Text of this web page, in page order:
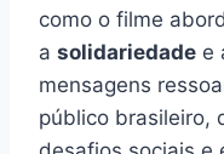
como o filme
a solidariedade e
mensagens
público brasileiro,